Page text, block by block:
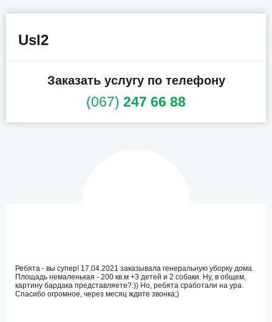
Usl2
Заказать услугу по телефону
(067) 247 66 88
Ребята - вы супер! 17.04.2021 заказывала генеральную уборку дома.
Площадь немаленькая - 200 кв.м +3 детей и 2 собаки. Ну, в общем,
картину бардака представляете?:)) Но, ребята сработали на ура.
Спасибо огромное, через месяц ждите звонка;)